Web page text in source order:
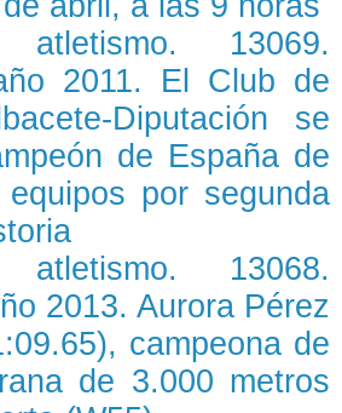
13069.
2011. El Club de
Diputación se
de España de
por segunda
13068.
2013. Aurora Pérez
campeona de
de 3.000 metros